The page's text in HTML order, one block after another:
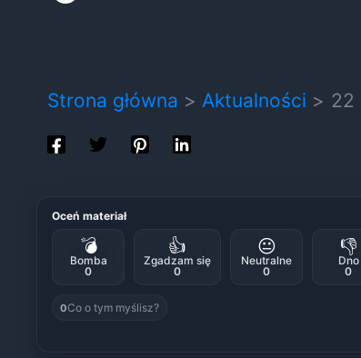
Strona główna Aktualności 22
Oceń materiał
💣
Bomba
0
👍
Zgadzam się
0
😐
Neutralne
0
👎
Dno
0
0Co o tym myślisz?